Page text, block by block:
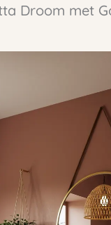
Droom met